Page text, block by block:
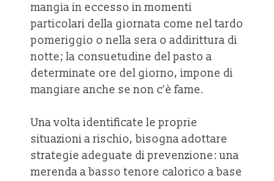
mangia in eccesso in momenti
particolari della giornata come nel tardo
pomeriggio o nella sera o addirittura di
notte; la consuetudine del pasto a
determinate ore del giorno, impone di
mangiare anche se non c’è fame.
Una volta identificate le proprie
situazioni a rischio, bisogna adottare
strategie adeguate di prevenzione: una
merenda a basso tenore calorico a base